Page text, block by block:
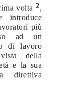
volta 2,
introduce
più
ad un
di lavoro
della
e la sua
direttiva